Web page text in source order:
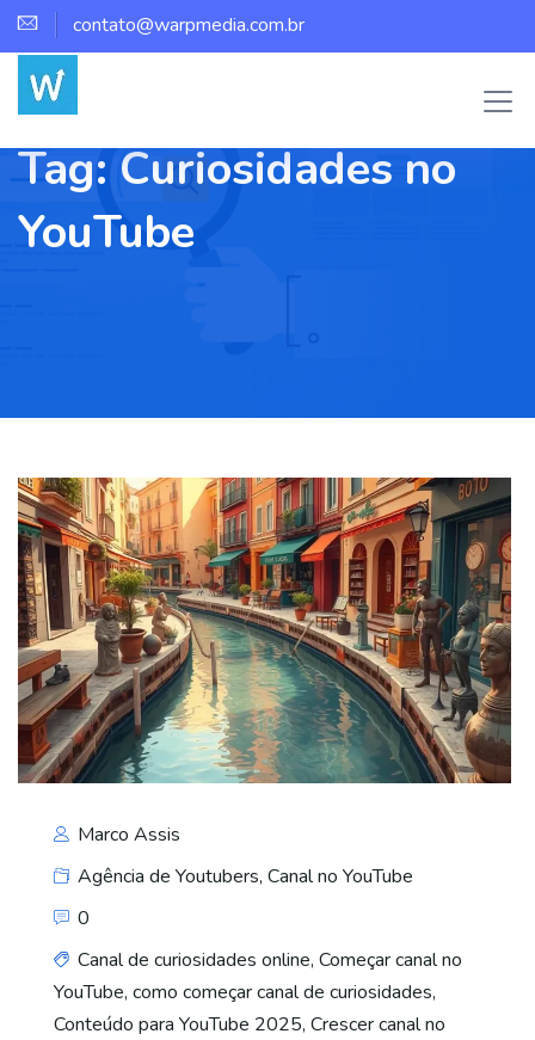
contato@warpmedia.com.br
Tag:Curiosidades no
YouTube
Marco Assis
Agência de Youtubers, Canal no YouTube
0
Canal de curiosidades online, Começar canal no
YouTube, como começar canal de curiosidades,
Conteúdo para YouTube 2025, Crescer canal no